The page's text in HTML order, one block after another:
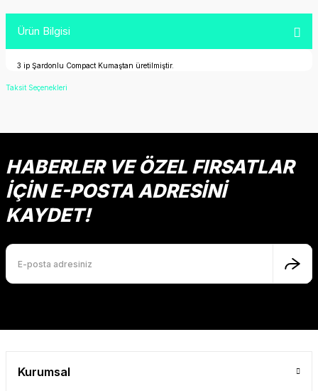
Ürün Bilgisi
3 ip Şardonlu Compact Kumaştan üretilmiştir.
Taksit Seçenekleri
HABERLER VE ÖZEL FIRSATLAR
İÇİN E-POSTA ADRESİNİ
KAYDET!
Kurumsal